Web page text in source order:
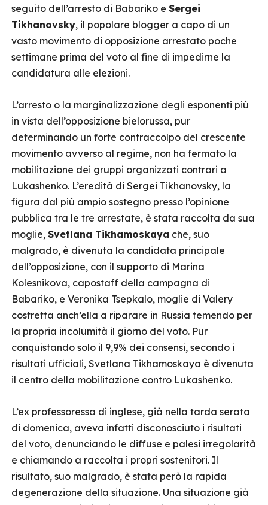
seguito dell’arresto di Babariko e Sergei
Tikhanovsky, il popolare blogger a capo di un
vasto movimento di opposizione arrestato poche
settimane prima del voto al fine di impedirne la
candidatura alle elezioni.
L’arresto o la marginalizzazione degli esponenti più
in vista dell’opposizione bielorussa, pur
determinando un forte contraccolpo del crescente
movimento avverso al regime, non ha fermato la
mobilitazione dei gruppi organizzati contrari a
Lukashenko. L’eredità di Sergei Tikhanovsky, la
figura dal più ampio sostegno presso l’opinione
pubblica tra le tre arrestate, è stata raccolta da sua
moglie, Svetlana Tikhamoskaya che, suo
malgrado, è divenuta la candidata principale
dell’opposizione, con il supporto di Marina
Kolesnikova, capostaff della campagna di
Babariko, e Veronika Tsepkalo, moglie di Valery
costretta anch’ella a riparare in Russia temendo per
la propria incolumità il giorno del voto. Pur
conquistando solo il 9,9% dei consensi, secondo i
risultati ufficiali, Svetlana Tikhamoskaya è divenuta
il centro della mobilitazione contro Lukashenko.
L’ex professoressa di inglese, già nella tarda serata
di domenica, aveva infatti disconosciuto i risultati
del voto, denunciando le diffuse e palesi irregolarità
e chiamando a raccolta i propri sostenitori. Il
risultato, suo malgrado, è stata però la rapida
degenerazione della situazione. Una situazione già